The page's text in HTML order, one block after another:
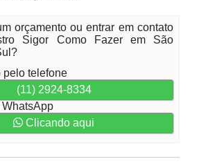
orçamento ou entrar em contato
Sigor Como Fazer em São
pelo telefone
(11) 2924-8334
Clicando aqui